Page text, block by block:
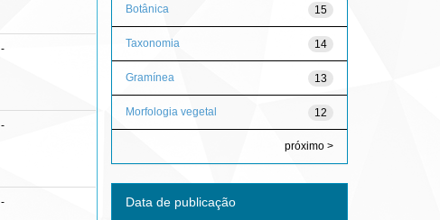
-
-
-
15
Botânica
14
Taxonomia
13
Gramínea
12
Morfologia vegetal
próximo >
Data de publicação